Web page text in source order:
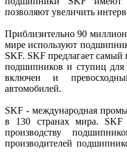
позволяют увеличить
Приблизительно 90
мире используют
SKF. SKF предлагает
подшипников и ступиц для
включен и
автомобилей.
SKF - международная
в 130 странах мира. SKF
производству
производителей